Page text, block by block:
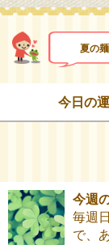
夏の
今日の
今週
毎週
で、